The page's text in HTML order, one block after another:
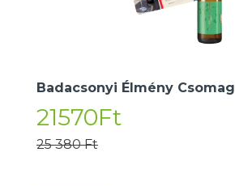
Badacsonyi Élmény Csomag
21570Ft
25 380 Ft